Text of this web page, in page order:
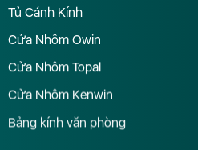
Tủ Cánh Kính
Cửa Nhôm Owin
Cửa Nhôm Topal
Cửa Nhôm Kenwin
Bảng kính văn phòng